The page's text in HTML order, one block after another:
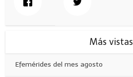
Más vistas
Efemérides del mes agosto